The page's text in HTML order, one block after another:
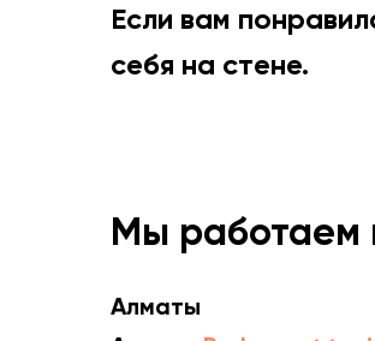
Если вам
себя на стене.
Мы работаем
Алматы